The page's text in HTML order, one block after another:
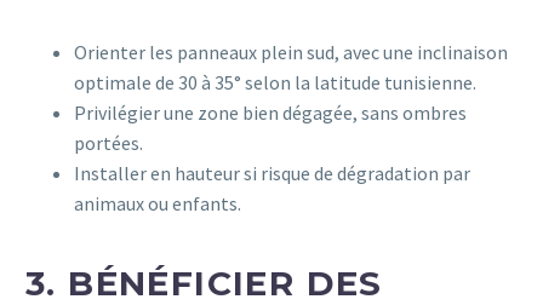
Orienter les panneaux plein sud, avec une inclinaison
optimale de 30 à 35° selon la latitude tunisienne.
Privilégier une zone bien dégagée, sans ombres
portées.
Installer en hauteur si risque de dégradation par
animaux ou enfants.
3. BÉNÉFICIER DES